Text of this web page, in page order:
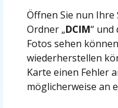
Öffnen Sie nun Ihre
Ordner „DCIM“
Fotos sehen
wiederherstellen
Karte einen Fehler
möglicherweise an